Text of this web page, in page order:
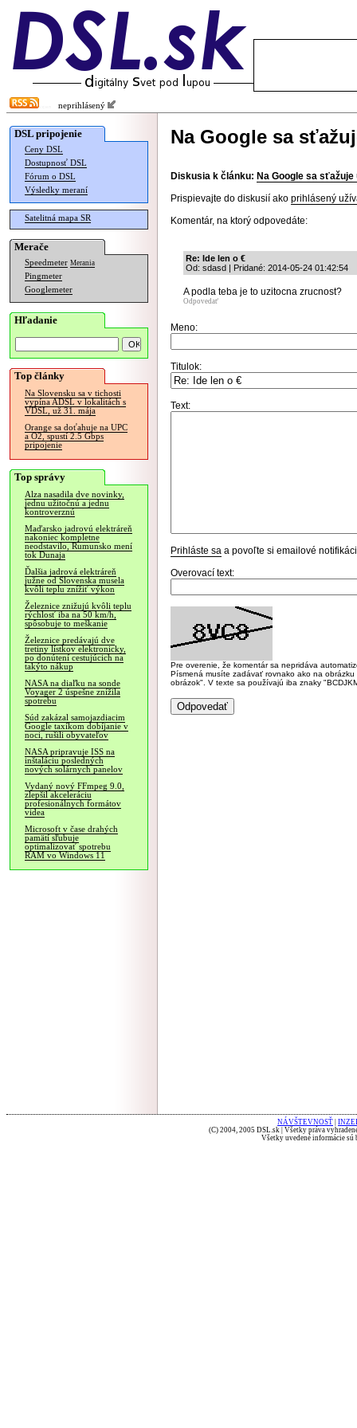
neprihlásený
DSL pripojenie
Ceny DSL
Dostupnosť DSL
Fórum o DSL
Výsledky meraní
Satelitná mapa SR
Merače
Speedmeter Merania
Pingmeter
Googlemeter
Hľadanie
Top články
Na Slovensku sa v tichosti
vypína ADSL v lokalitách s
VDSL, už 31. mája
Orange sa doťahuje na UPC
a O2, spustí 2.5 Gbps
pripojenie
Top správy
Alza nasadila dve novinky,
jednu užitočnú a jednu
kontroverznú
Maďarsko jadrovú elektráreň
nakoniec kompletne
neodstavilo, Rumunsko mení
tok Dunaja
Ďalšia jadrová elektráreň
južne od Slovenska musela
kvôli teplu znížiť výkon
Železnice znižujú kvôli teplu
rýchlosť iba na 50 km/h,
spôsobuje to meškanie
Železnice predávajú dve
tretiny lístkov elektronicky,
po donútení cestujúcich na
takýto nákup
NASA na diaľku na sonde
Voyager 2 úspešne znížila
spotrebu
Súd zakázal samojazdiacim
Google taxíkom dobíjanie v
noci, rušili obyvateľov
NASA pripravuje ISS na
inštaláciu posledných
nových solárnych panelov
Vydaný nový FFmpeg 9.0,
zlepšil akceleráciu
profesionálnych formátov
videa
Microsoft v čase drahých
pamätí sľubuje
optimalizovať spotrebu
RAM vo Windows 11
Na Google sa
Diskusia k článku: Na Google sa sťažuje
Prispievajte do diskusií ako prihlásený
Komentár, na ktorý odpovedáte:
Re: Ide len o €
Od: sdasd | Pridané: 2014-05-24 01:42:54
A podla teba je to uzitocna zrucnost?
Odpovedať
Meno:
Titulok:
Text:
Prihláste sa a povoľte si emailové
Overovací text:
Pre overenie, že komentár sa nepridáva
Písmená musíte zadávať rovnako ako na
obrázok". V texte sa používajú iba znaky
NÁVŠTEVNOSŤ
(C) 2004, 2005 DSL.sk | Všetky práva
Všetky uvedené informácie sú